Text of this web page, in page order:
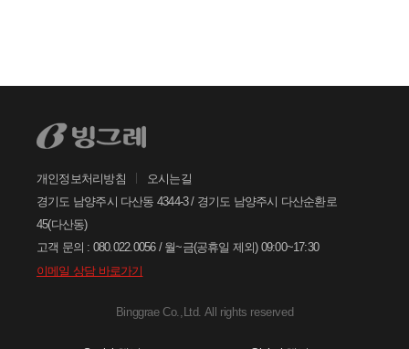
겠습니다.
1:1 문의하기
개인정보처리방침
오시는길
경기도 남양주시 다산동 4344-3 / 경기도 남양주시 다산순환로
45(다산동)
고객 문의 : 080.022.0056 / 월~금(공휴일 제외) 09:00~17:30
이메일 상담 바로가기
Binggrae Co.,Ltd. All rights reserved